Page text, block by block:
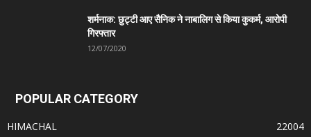
शर्मनाक: छुट्टी आए सैनिक ने नाबालिग से किया कुकर्म, आरोपी
गिरफ्तार
12/07/2020
POPULAR CATEGORY
HIMACHAL
22004